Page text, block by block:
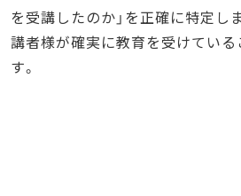
を受講したのか」を正確に特定し
講者様が確実に教育を受けてい
す。